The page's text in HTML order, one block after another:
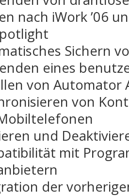
nach iWork ’06
Sichern
eines
von
von
und
mit
der